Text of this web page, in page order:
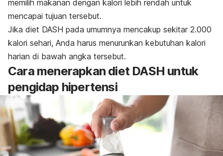
memilih makanan dengan kalori lebih rendah untuk
mencapai tujuan tersebut.
Jika diet DASH pada umumnya mencakup sekitar 2.000
kalori sehari, Anda harus menurunkan kebutuhan kalori
harian di bawah angka tersebut.
Cara menerapkan diet DASH untuk
pengidap hipertensi